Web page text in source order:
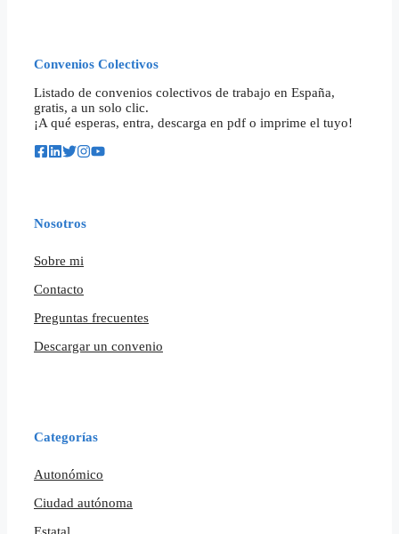
Convenios Colectivos
Listado de convenios colectivos de trabajo en España,
gratis, a un solo clic.
¡A qué esperas, entra, descarga en pdf o imprime el tuyo!
Nosotros
Sobre mi
Contacto
Preguntas frecuentes
Descargar un convenio
Categorías
Autonómico
Ciudad autónoma